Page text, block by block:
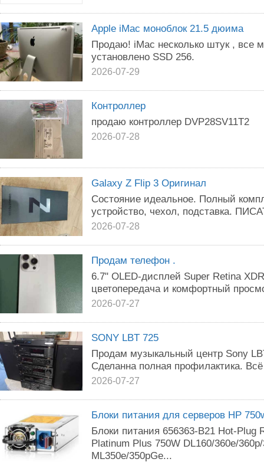
Apple iMac моноблок 21.5 дюима
Продаю! iMac несколько штук , все
установлено SSD 256.
2026-07-29
Контроллер
продаю контроллер DVP28SV11T2
2026-07-28
Galaxy Z Flip 3 Оригинал
Состояние идеальное. Полный
устройство, чехол, подставка.
2026-07-28
Продам телефон .
6.7" OLED-дисплей Super Retina
цветопередача и комфортный
2026-07-27
SONY LBT 725
Продам музыкальный центр Sony
Сделанна полная профилактика.
2026-07-27
Блоки питания для серверов HP
Блоки питания 656363-B21 Hot-Plug
Platinum Plus 750W DL160/360e/
ML350e/350pGe...